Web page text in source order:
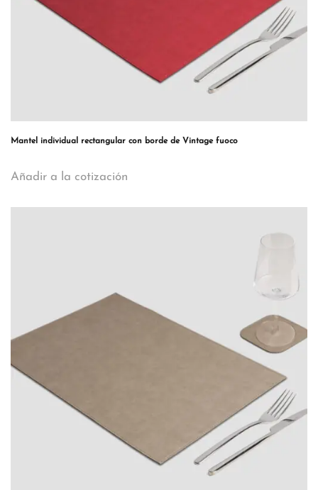
Mantel individual rectangular con borde de Vintage fuoco
Añadir a la cotización